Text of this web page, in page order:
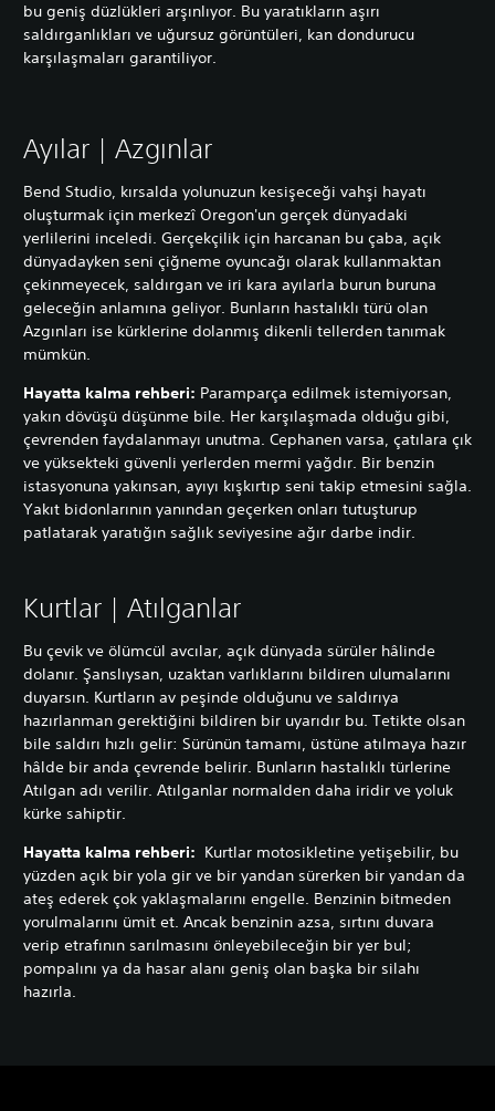
bu geniş düzlükleri arşınlıyor. Bu yaratıkların aşırı
saldırganlıkları ve uğursuz görüntüleri, kan dondurucu
karşılaşmaları garantiliyor.
Ayılar | Azgınlar
Bend Studio, kırsalda yolunuzun kesişeceği vahşi hayatı
oluşturmak için merkezî Oregon'un gerçek dünyadaki
yerlilerini inceledi. Gerçekçilik için harcanan bu çaba, açık
dünyadayken seni çiğneme oyuncağı olarak kullanmaktan
çekinmeyecek, saldırgan ve iri kara ayılarla burun buruna
geleceğin anlamına geliyor. Bunların hastalıklı türü olan
Azgınları ise kürklerine dolanmış dikenli tellerden tanımak
mümkün.
Hayatta kalma rehberi: Paramparça edilmek istemiyorsan,
yakın dövüşü düşünme bile. Her karşılaşmada olduğu gibi,
çevrenden faydalanmayı unutma. Cephanen varsa, çatılara çık
ve yüksekteki güvenli yerlerden mermi yağdır. Bir benzin
istasyonuna yakınsan, ayıyı kışkırtıp seni takip etmesini sağla.
Yakıt bidonlarının yanından geçerken onları tutuşturup
patlatarak yaratığın sağlık seviyesine ağır darbe indir.
Kurtlar | Atılganlar
Bu çevik ve ölümcül avcılar, açık dünyada sürüler hâlinde
dolanır. Şanslıysan, uzaktan varlıklarını bildiren ulumalarını
duyarsın. Kurtların av peşinde olduğunu ve saldırıya
hazırlanman gerektiğini bildiren bir uyarıdır bu. Tetikte olsan
bile saldırı hızlı gelir: Sürünün tamamı, üstüne atılmaya hazır
hâlde bir anda çevrende belirir. Bunların hastalıklı türlerine
Atılgan adı verilir. Atılganlar normalden daha iridir ve yoluk
kürke sahiptir.
Hayatta kalma rehberi: Kurtlar motosikletine yetişebilir, bu
yüzden açık bir yola gir ve bir yandan sürerken bir yandan da
ateş ederek çok yaklaşmalarını engelle. Benzinin bitmeden
yorulmalarını ümit et. Ancak benzinin azsa, sırtını duvara
verip etrafının sarılmasını önleyebileceğin bir yer bul;
pompalını ya da hasar alanı geniş olan başka bir silahı
hazırla.